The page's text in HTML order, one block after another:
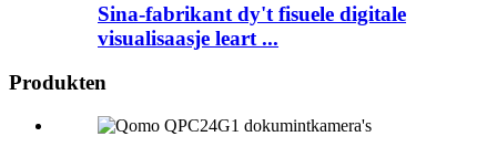
Sina-fabrikant dy't fisuele digitale
visualisaasje leart ...
Produkten